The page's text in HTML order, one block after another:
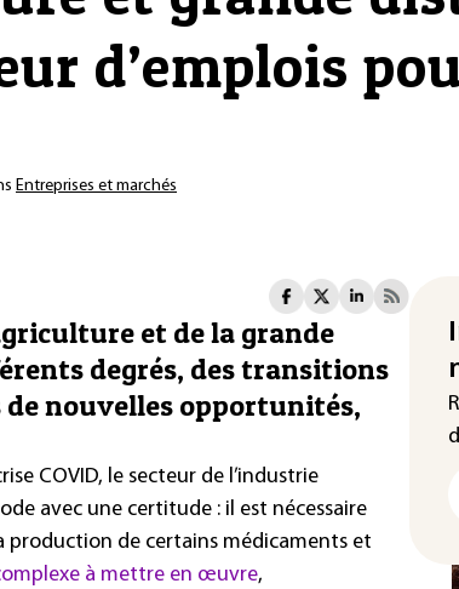
d’emplois
Entreprises et marchés
et de la grande
degrés, des transitions
nouvelles opportunités,
COVID, le secteur de l’industrie
avec une certitude : il est nécessaire
production de certains médicaments et
à mettre en œuvre,